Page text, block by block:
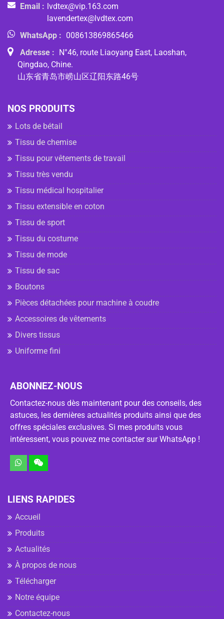
Email : lvdtex@vip.163.com
lavendertex@lvdtex.com
WhatsApp : 008613869865466
Adresse : N°46, route Liaoyang East, Laoshan,
Qingdao, Chine.
山东省青岛市崂山区辽阳东路46号
NOS PRODUITS
Lots de bétail
Tissu de chemise
Tissu pour vêtements de travail
Tissu très vendu
Tissu médical hospitalier
Tissu extensible en coton
Tissu de sport
Tissu du costume
Tissu de mode
Tissu de sac
Boutons
Pièces détachées pour machine à coudre
Accessoires de vêtements
Divers tissus
Uniforme fini
ABONNEZ-NOUS
Contactez-nous dès maintenant pour des conseils, des
astuces, les dernières actualités produits ainsi que des
offres spéciales exclusives. Si mes produits vous
intéressent, vous pouvez me contacter sur WhatsApp !
LIENS RAPIDES
Accueil
Produits
Actualités
À propos de nous
Télécharger
Notre équipe
Contactez-nous